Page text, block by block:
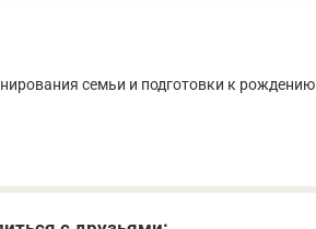
семьи и подготовки к рождению